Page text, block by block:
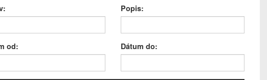
Popis:
od: Dátum do: